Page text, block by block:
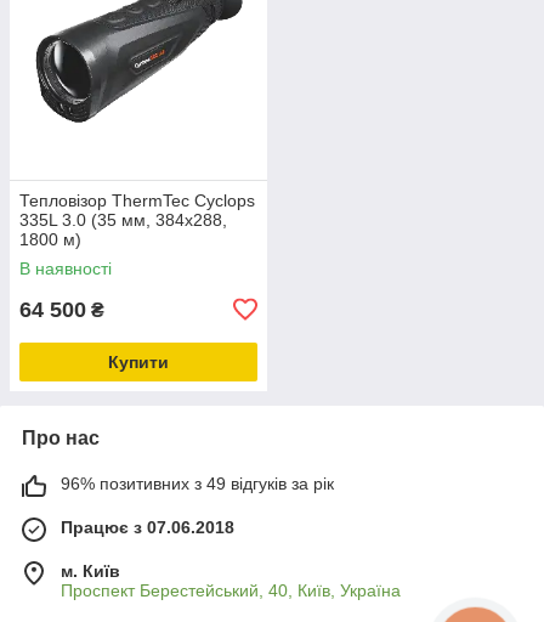
Тепловізор ThermTec Cyclops
335L 3.0 (35 мм, 384x288,
1800 м)
В наявності
64 500 ₴
Купити
Про нас
96% позитивних з 49 відгуків за рік
Працює з 07.06.2018
м. Київ
Проспект Берестейський, 40, Київ, Україна